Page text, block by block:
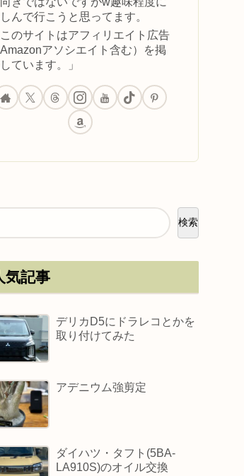
んで行こうと思ってます。
このサイトはアフィリエイト広告
Amazonアソシエイト含む）を掲
ています。」
検索
気記事
デリカD5にドラレコとかを
取り付けてみた
アデニウム強剪定
ダイハツ・タフト(5BA-
LA910S)のオイル交換